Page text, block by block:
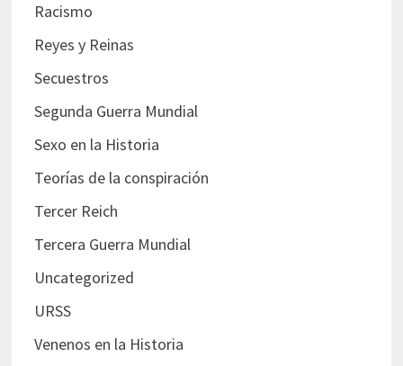
Racismo
Reyes y Reinas
Secuestros
Segunda Guerra Mundial
Sexo en la Historia
Teorías de la conspiración
Tercer Reich
Tercera Guerra Mundial
Uncategorized
URSS
Venenos en la Historia